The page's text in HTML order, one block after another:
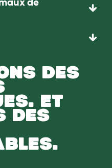
DES
ET
DES